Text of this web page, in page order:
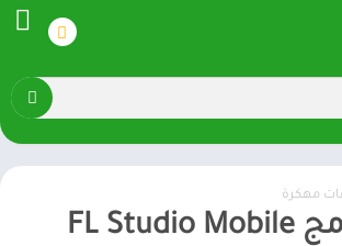
مهكرة
تحميل برنامج FL Studio Mobile